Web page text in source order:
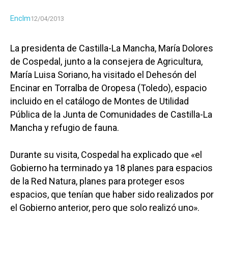
Enclm12/04/2013
La presidenta de Castilla-La Mancha, María Dolores
de Cospedal, junto a la consejera de Agricultura,
María Luisa Soriano, ha visitado el Dehesón del
Encinar en Torralba de Oropesa (Toledo), espacio
incluido en el catálogo de Montes de Utilidad
Pública de la Junta de Comunidades de Castilla-La
Mancha y refugio de fauna.
Durante su visita, Cospedal ha explicado que «el
Gobierno ha terminado ya 18 planes para espacios
de la Red Natura, planes para proteger esos
espacios, que tenían que haber sido realizados por
el Gobierno anterior, pero que solo realizó uno».